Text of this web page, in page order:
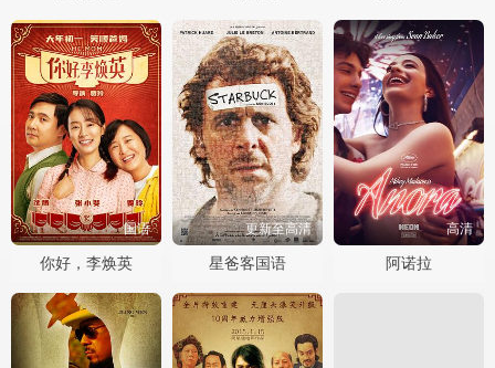
国语
你好，李焕英
更新至高清
星爸客国语
高清
阿诺拉